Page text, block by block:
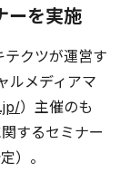
ーを実施
テクツが運営す
ルメディアマ
）主催のも
するセミナー
）。